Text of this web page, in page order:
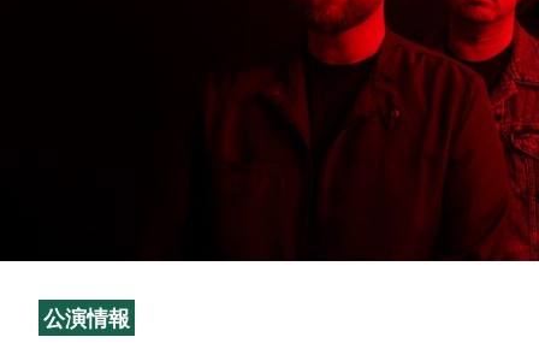
公演情報